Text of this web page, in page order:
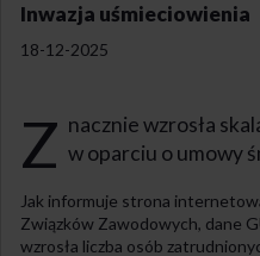
Inwazja uśmieciowienia
18-12-2025
Z nacznie wzrosła
w oparciu o umowy
Jak informuje strona
Związków Zawodowych, dane
wzrosła liczba osób